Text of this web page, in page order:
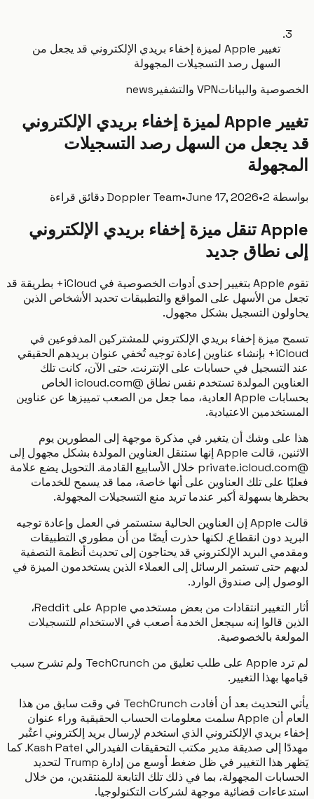
تغيير Apple لميزة إخفاء بريدي الإلكتروني قد يجعل من
السهل رصد التسجيلات المجهولة
والبياناتVPN والتشفير news
تغيير Apple لميزة إخفاء بريدي الإلكتروني
من السهل رصد التسجيلات
Doppler Team•June 17, 2026•2 دقائق قراءة
Apple تنقل ميزة إخفاء بريدي الإلكتروني
نطاق جديد
تقوم Apple بتغيير إحدى أدوات الخصوصية في iCloud+ بطريقة قد
من الأسهل على المواقع والتطبيقات تحديد الأشخاص الذين
التسجيل بشكل مجهول.
ميزة إخفاء بريدي الإلكتروني للمشتركين المدفوعين في
iCloud+ بإنشاء عناوين إعادة توجيه تُخفي عنوان بريدهم الحقيقي
في حسابات على الإنترنت. حتى الآن، كانت تلك
العناوين المولدة تستخدم نفس نطاق @icloud.com الخاص
بحسابات Apple العادية، مما جعل من الصعب تمييزها عن عناوين
الاعتيادية.
وشك أن يتغير. في مذكرة موجهة إلى المطورين يوم
الاثنين، قالت Apple إنها ستنقل العناوين المولدة بشكل مجهول إلى
@private.icloud.com خلال الأسابيع القادمة. التحويل يضع علامة
على تلك العناوين على أنها خاصة، مما قد يسمح للخدمات
بسهولة أكبر عندما تريد منع التسجيلات المجهولة.
قالت Apple إن العناوين الحالية ستستمر في العمل وإعادة توجيه
دون انقطاع. لكنها حذرت أيضًا من أن مطوري التطبيقات
البريد الإلكتروني قد يحتاجون إلى تحديث أنظمة التصفية
حتى تستمر الرسائل إلى العملاء الذين يستخدمون الميزة في
إلى صندوق الوارد.
أثار التغيير انتقادات من بعض مستخدمي Apple على Reddit،
قالوا إنه سيجعل الخدمة أصعب في الاستخدام للتسجيلات
بالخصوصية.
لم ترد Apple على طلب تعليق من TechCrunch ولم تشرح سبب
بهذا التغيير.
يأتي التحديث بعد أن أفادت TechCrunch في وقت سابق من هذا
العام أن Apple سلمت معلومات الحساب الحقيقية وراء عنوان
بريدي الإلكتروني الذي استخدم لإرسال بريد إلكتروني اعتُبر
مهددًا إلى صديقة مدير مكتب التحقيقات الفيدرالي Kash Patel. كما
يَظهر هذا التغيير في ظل ضغط أوسع من إدارة Trump لتحديد
المجهولة، بما في ذلك تلك التابعة للمنتقدين، من خلال
قضائية موجهة لشركات التكنولوجيا.